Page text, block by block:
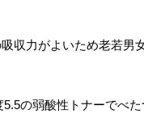
収力がよいため老若男
5.5の弱酸性トナーでべ